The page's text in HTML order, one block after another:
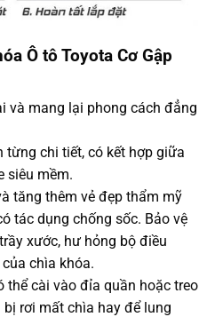
Ô tô Toyota Cơ Gập
và mang lại phong cách đẳng
chi tiết, có kết hợp giữa
siêu mềm.
tăng thêm vẻ đẹp thẩm mỹ
tác dụng chống sốc. Bảo vệ
xước, hư hỏng bộ điều
chìa khóa.
thể cài vào đỉa quần hoặc treo
rơi mất chìa hay để lung